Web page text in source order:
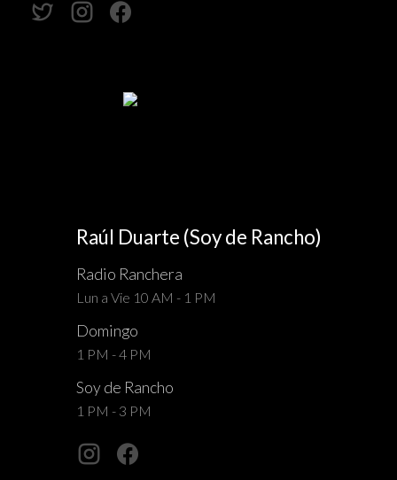
Raúl Duarte (Soy de Rancho)
Radio Ranchera
Lun a Vie 10 AM - 1 PM
Domingo
1 PM - 4 PM
Soy de Rancho
1 PM - 3 PM